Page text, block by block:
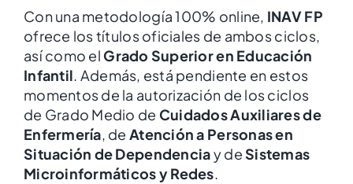
Con una metodología 100% online, INAV FP
ofrece los títulos oficiales de ambos ciclos,
así como el Grado Superior en Educación
Infantil. Además, está pendiente en estos
momentos de la autorización de los ciclos
de Grado Medio de Cuidados Auxiliares de
Enfermería, deAtención a Personas en
Situación de Dependenciay deSistemas
Microinformáticos y Redes.